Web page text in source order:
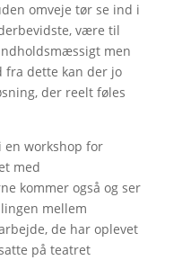
omveje tør se ind i
være til
men
fra dette kan der jo
der reelt føles
workshop for
med
kommer også og ser
mellem
de har oplevet
på teatret